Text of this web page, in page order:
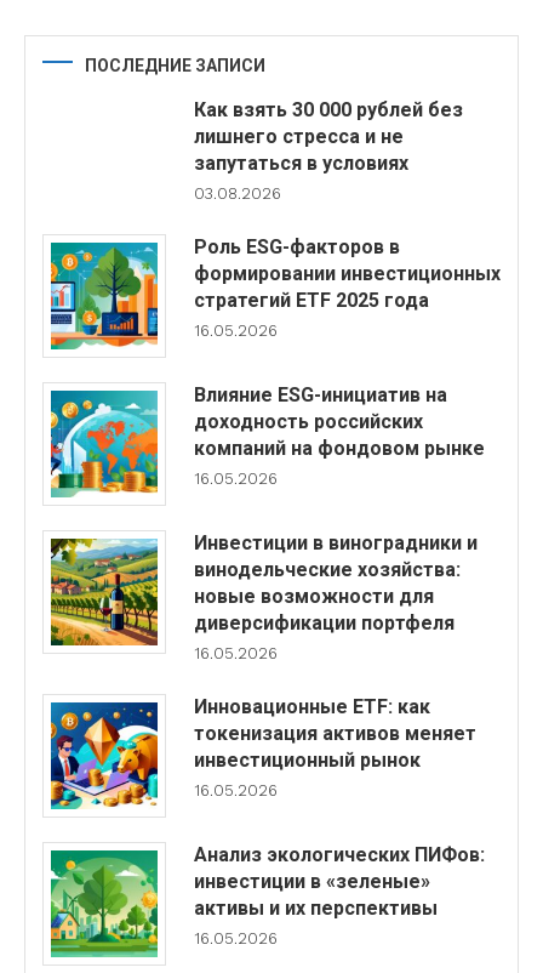
ПОСЛЕДНИЕ ЗАПИСИ
Как взять 30 000 рублей без
лишнего стресса и не
запутаться в условиях
03.08.2026
Роль ESG-факторов в
формировании инвестиционных
стратегий ETF 2025 года
16.05.2026
Влияние ESG-инициатив на
доходность российских
компаний на фондовом рынке
16.05.2026
Инвестиции в виноградники и
винодельческие хозяйства:
новые возможности для
диверсификации портфеля
16.05.2026
Инновационные ETF: как
токенизация активов меняет
инвестиционный рынок
16.05.2026
Анализ экологических ПИФов:
инвестиции в «зеленые»
активы и их перспективы
16.05.2026